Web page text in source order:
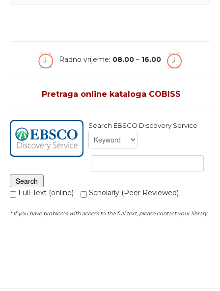
Radno vrijeme: 08.00 – 16.00
Pretraga online kataloga COBISS
Search EBSCO Discovery Service
Full-Text (online) Scholarly (Peer Reviewed)
* If you have problems with access to the full text, please contact your library.